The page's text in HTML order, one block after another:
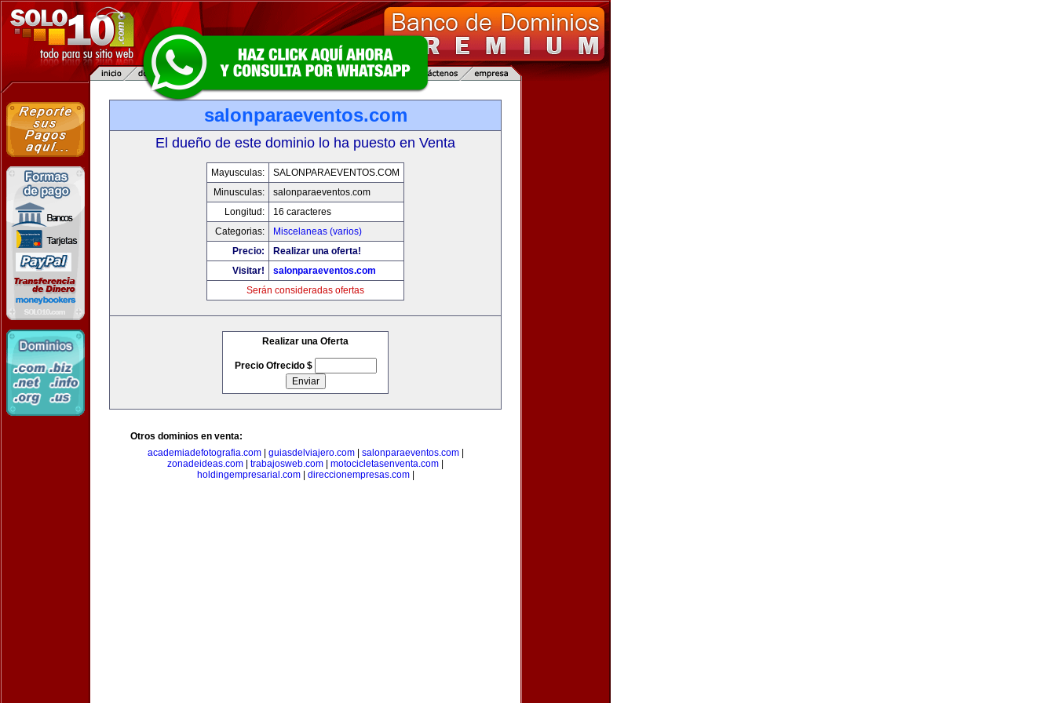
salonparaeventos.com
El dueño de este dominio lo ha puesto en Venta
Mayusculas:
SALONPARAEVENTOS.COM
Minusculas:
salonparaeventos.com
Longitud:
16 caracteres
Categorias:
Miscelaneas (varios)
Precio:
Realizar una oferta!
Visitar!
salonparaeventos.com
Serán consideradas ofertas
Realizar una Oferta
Precio Ofrecido $
Otros dominios en venta:
academiadefotografia.com| guiasdelviajero.com| salonparaeventos.com|
zonadeideas.com
trabajosweb.com motocicletasenventa.com
holdingempresarial.com| direccionempresas.com|